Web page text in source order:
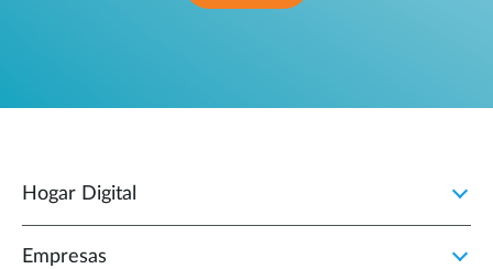
Hogar Digital
Empresas